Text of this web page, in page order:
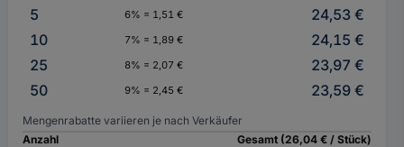
5
6% = 1,51 €
24,53 €
10
7% = 1,89 €
24,15 €
25
8% = 2,07 €
23,97 €
50
9% = 2,45 € 23,59 €
Mengenrabatte variieren je nach Verkäufer
Anzahl
Gesamt (26,04 € / Stück)